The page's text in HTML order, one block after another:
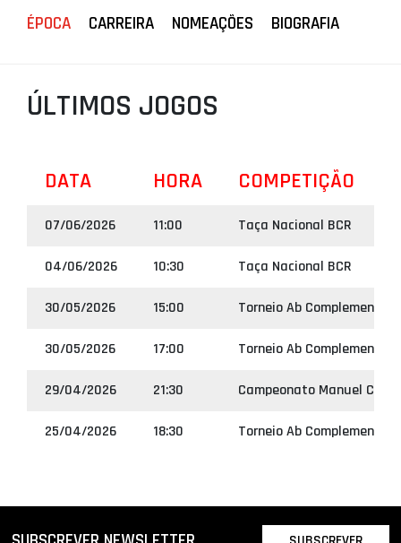
ÉPOCA CARREIRA NOMEAÇÕES BIOGRAFIA
ÚLTIMOS JOGOS
DATA HORA COMPETIÇÃO
07/06/2026 11:00 Taça Nacional BCR
04/06/2026 10:30 Taça Nacional BCR
30/05/2026 15:00 Torneio Ab Complementar
30/05/2026 17:00 Torneio Ab Complementar
29/04/2026 21:30 Campeonato Manuel
25/04/2026 18:30 Torneio Ab Complementar